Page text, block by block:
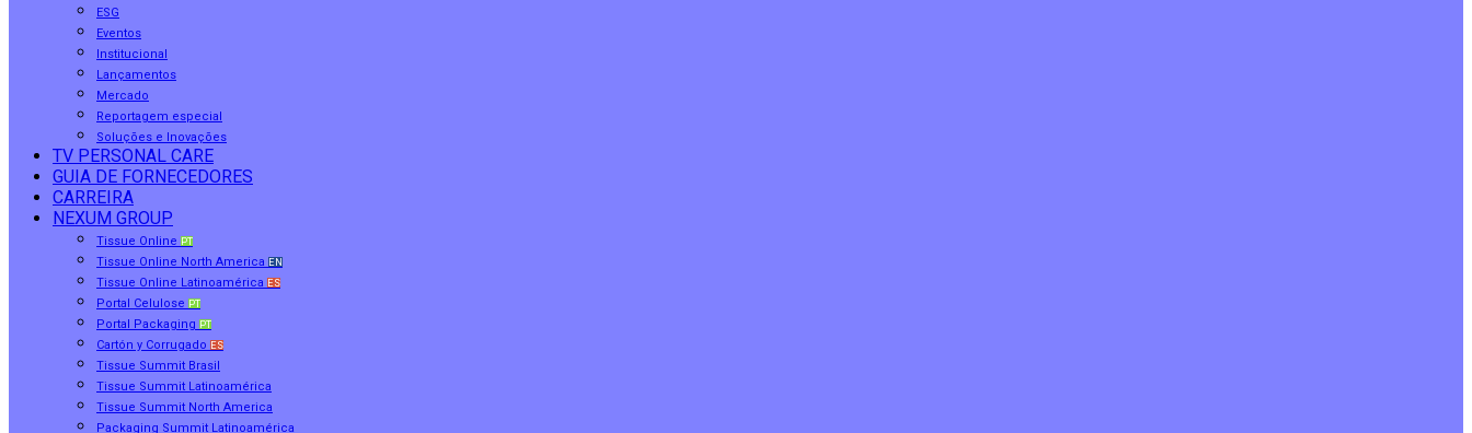
ESG
Eventos
Institucional
Lançamentos
Mercado
Reportagem especial
Soluções e Inovações
TV PERSONAL CARE
GUIA DE FORNECEDORES
CARREIRA
NEXUM GROUP
Tissue Online PT
Tissue Online North America EN
Tissue Online Latinoamérica ES
Portal Celulose PT
Portal Packaging PT
Cartón y Corrugado ES
Tissue Summit Brasil
Tissue Summit Latinoamérica
Tissue Summit North America
Packaging Summit Latinoamérica